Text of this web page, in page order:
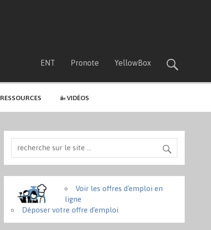
ENT Pronote YellowBox
RESSOURCES VIDÉOS
Voir les offres d'emploi en
ligne
Déposer votre offre d'emploi